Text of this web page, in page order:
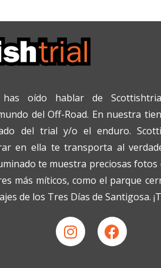
oído hablar de
del Off-Road. En nuestra
del trial y/o el enduro.
en ella te transporta al
te muestra preciosas fotos
más míticos, como el parque
de los Tres Días de Santigosa.